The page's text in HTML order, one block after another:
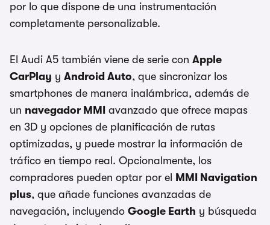
por lo que dispone de una instrumentación
completamente personalizable.
El Audi A5 también viene de serie con Apple
CarPlay y Android Auto, que sincronizar los
smartphones de manera inalámbrica, además de
un navegador MMI
avanzado que ofrece mapas
en 3D y opciones de planificación de rutas
optimizadas, y puede mostrar la información de
tráfico en tiempo real. Opcionalmente, los
compradores pueden optar por el
MMI Navigation
plus, que añade funciones avanzadas de
navegación, incluyendo Google Earth y búsqueda